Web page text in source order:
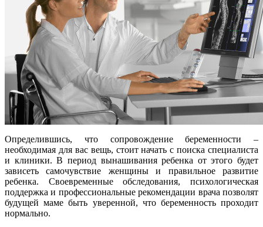
Определившись, что сопровождение беременности –
необходимая для вас вещь, стоит начать с поиска специалиста
и клиники. В период вынашивания ребенка от этого будет
зависеть самочувствие женщины и правильное развитие
ребенка. Своевременные обследования, психологическая
поддержка и профессиональные рекомендации врача позволят
будущей маме быть уверенной, что беременность проходит
нормально.